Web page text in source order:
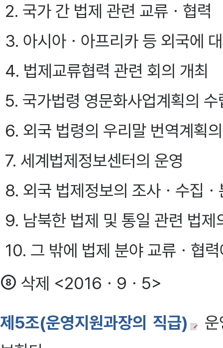
2. 국가 간 법제 관련 교류ㆍ협력
3. 아시아ㆍ아프리카 등 외국에
4. 법제교류협력 관련 회의 개최
5. 국가법령 영문화사업계획의
6. 외국 법령의 우리말 번역계획
7. 세계법제정보센터의 운영
8. 외국 법제정보의 조사ㆍ수집
9. 남북한 법제 및 통일 관련 법제
10. 그 밖에 법제 분야 교류ㆍ협
⑧ 삭제 <2016ㆍ9ㆍ5>
제5조(운영지원과장의 직급)